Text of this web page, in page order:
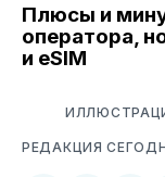
Плюсы и
оператора,
и eSIM
РЕДАКЦИЯ